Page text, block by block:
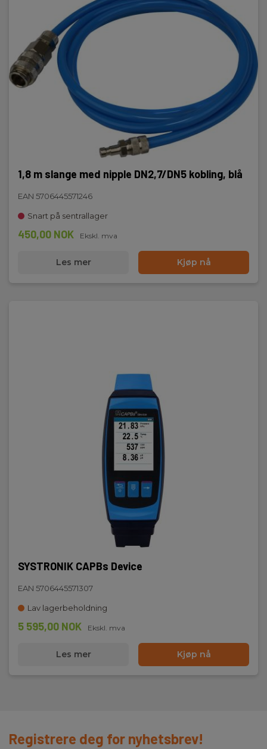
1,8 m slange med nipple DN2,7/DN5 kobling, blå
EAN 5706445571246
Snart på sentrallager
450,00 NOK Ekskl. mva
Les mer Kjøp nå
SYSTRONIK CAPBs Device
EAN 5706445571307
Lav lagerbeholdning
5 595,00 NOK Ekskl. mva
Les mer Kjøp nå
Registrere deg for nyhetsbrev!